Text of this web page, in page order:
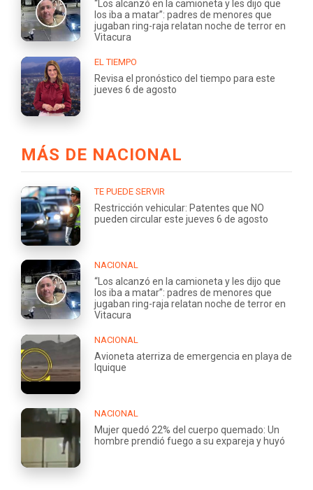
“Los alcanzó en la camioneta y les dijo que
los iba a matar”: padres de menores que
jugaban ring-raja relatan noche de terror en
Vitacura
EL TIEMPO
Revisa el pronóstico del tiempo para este
jueves 6 de agosto
MÁS DE NACIONAL
TE PUEDE SERVIR
Restricción vehicular: Patentes que NO
pueden circular este jueves 6 de agosto
NACIONAL
“Los alcanzó en la camioneta y les dijo que
los iba a matar”: padres de menores que
jugaban ring-raja relatan noche de terror en
Vitacura
NACIONAL
Avioneta aterriza de emergencia en playa de
Iquique
NACIONAL
Mujer quedó 22% del cuerpo quemado: Un
hombre prendió fuego a su expareja y huyó